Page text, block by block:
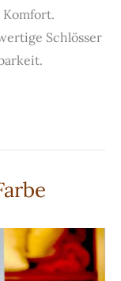
Schlösser